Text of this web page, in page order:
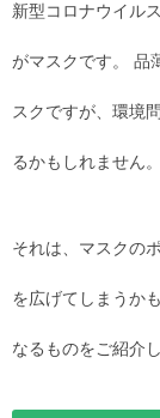
新型コロナウイル
がマスクです。 品
スクですが、環境
るかもしれません。
それは、マスクの
を広げてしまうか
なるものをご紹介し